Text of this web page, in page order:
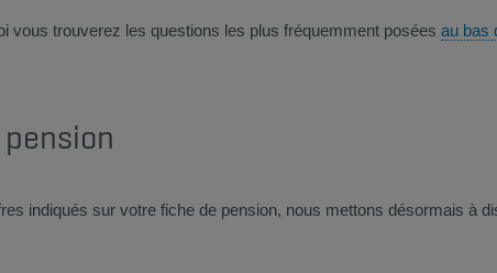
vous trouverez les questions les plus fréquemment posées au bas
indiqués sur votre fiche de pension, nous mettons désormais à